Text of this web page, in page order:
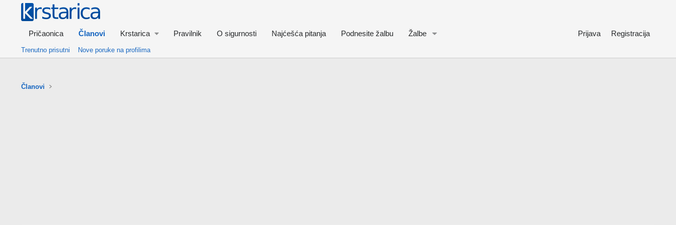
Pričaonica Članovi Krstarica Pravilnik O sigurnosti Najćešća pitanja Podnesite žalbu Žalbe Prijava Registracija
Trenutno prisutni Nove poruke na profilima
Članovi